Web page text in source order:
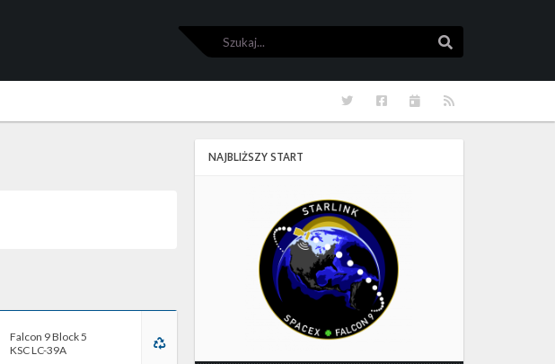
Szukaj
RSS
Kalendarze
Facebook
Twitter
Falcon 9 Block 5
KSC LC-39A
NAJBLIŻSZY START